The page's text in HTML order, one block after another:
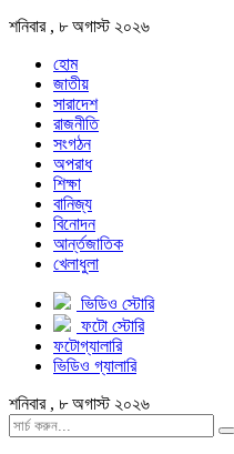
শনিবার , ৮ অগাস্ট ২০২৬
হোম
জাতীয়
সারাদেশ
রাজনীতি
সংগঠন
অপরাধ
শিক্ষা
বানিজ্য
বিনোদন
আর্ন্তজাতিক
খেলাধুলা
ভিডিও স্টোরি
ফটো স্টোরি
ফটোগ্যালারি
ভিডিও গ্যালারি
শনিবার , ৮ অগাস্ট ২০২৬